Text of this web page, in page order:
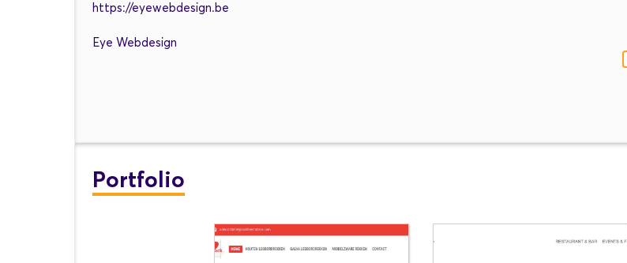
https://eyewebdesign.be
Eye Webdesign
Portfolio